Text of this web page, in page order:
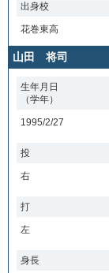
出身校
花巻東高
山田 将司
生年月日
（学年）
1995/2/27
投
右
打
左
身長